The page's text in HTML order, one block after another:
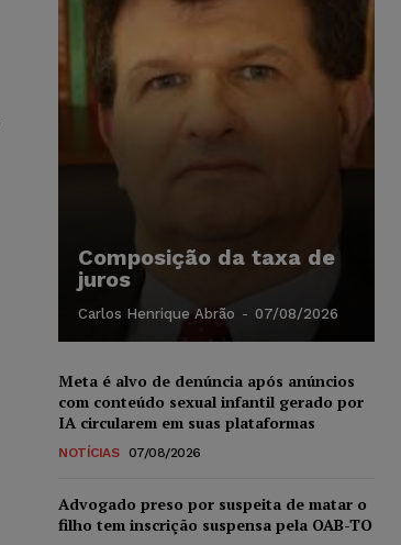
Composição da taxa de
juros
Carlos Henrique Abrão - 07/08/2026
Meta é alvo de denúncia após anúncios
com conteúdo sexual infantil gerado por
IA circularem em suas plataformas
NOTÍCIAS 07/08/2026
Advogado preso por suspeita de matar o
filho tem inscrição suspensa pela OAB-TO